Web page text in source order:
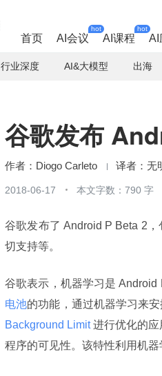
首页 AI会议
hot
AI课程
hot
AI
行业深度 AI&大模型 出海
谷歌发布
Diogo Carleto 无
2018-06-17 本文字数：790 字
谷歌发布了 Android P Beta 2
切支持等。
谷歌表示，机器学习是
电池的功能，通过机器学习来
Background Limit 进行优化的
程序的可见性。该特性利用机